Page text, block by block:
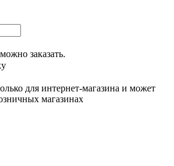
заказать.
для интернет-магазина и может
магазинах